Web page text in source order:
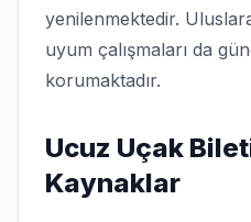
yenilenmektedir.
uyum çalışmaları da
korumaktadır.
Ucuz Uçak
Kaynaklar